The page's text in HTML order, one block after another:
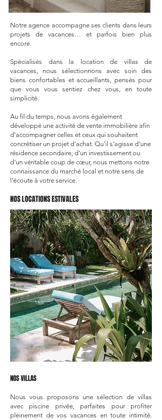
Notre agence accompagne ses clients dans leurs
projets de vacances… et parfois bien plus
encore.
Spécialisés dans la location de villas de
vacances, nous sélectionnons avec soin des
biens confortables et accueillants, pensés pour
que vous vous sentiez chez vous, en toute
simplicité.
Au fil du temps, nous avons également
développé une activité de vente immobilière afin
d’accompagner celles et ceux qui souhaitent
concrétiser un projet d’achat. Qu’il s’agisse d’une
résidence secondaire, d’un investissement ou
d’un véritable coup de cœur, nous mettons notre
connaissance du marché local et notre sens de
l’écoute à votre service.
NOS LOCATIONS ESTIVALES
NOS VILLAS
Nous vous proposons une sélection de villas
avec piscine privée, parfaites pour profiter
pleinement de vos vacances en toute intimité.